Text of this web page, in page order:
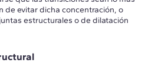
de evitar dicha concentración, o
estructurales o de dilatación